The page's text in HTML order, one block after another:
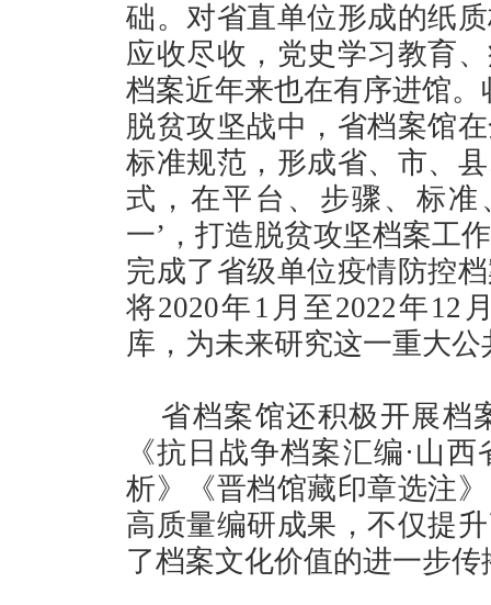
础。对省直单位形成的纸
应收尽收，党史学习教育
档案近年来也在有序进馆
脱贫攻坚战中，省档案馆
标准规范，形成省、市、
式，在平台、步骤、标
一’，打造脱贫攻坚档案工
完成了省级单位疫情防控
将2020年1月至2022年12
库，为未来研究这一重大
省档案馆还积极开展档
《抗日战争档案汇编·山
析》《晋档馆藏印章选注
高质量编研成果，不仅提
了档案文化价值的进一步传